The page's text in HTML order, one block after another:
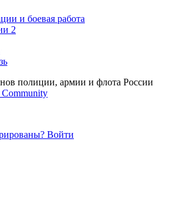
и боевая работа
2
полиции, армии и флота России
Войти